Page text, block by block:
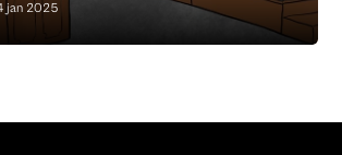
jan 2025